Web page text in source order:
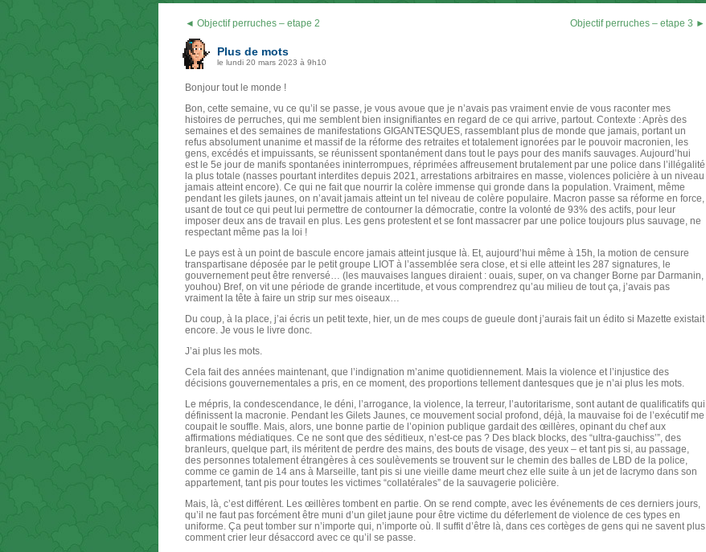
◄ Objectif perruches – etape 2 Objectif perruches – etape 3 ►
Plus de mots
le lundi 20 mars 2023 à 9h10
Bonjour tout le monde !
Bon, cette semaine, vu ce qu’il se passe, je vous avoue que je n’avais pas vraiment envie de vous raconter mes
histoires de perruches, qui me semblent bien insignifiantes en regard de ce qui arrive, partout. Contexte : Après des
semaines et des semaines de manifestations GIGANTESQUES, rassemblant plus de monde que jamais, portant un
refus absolument unanime et massif de la réforme des retraites et totalement ignorées par le pouvoir macronien, les
gens, excédés et impuissants, se réunissent spontanément dans tout le pays pour des manifs sauvages. Aujourd’hui
est le 5e jour de manifs spontanées ininterrompues, réprimées affreusement brutalement par une police dans l’illégalité
la plus totale (nasses pourtant interdites depuis 2021, arrestations arbitraires en masse, violences policière à un niveau
jamais atteint encore). Ce qui ne fait que nourrir la colère immense qui gronde dans la population. Vraiment, même
pendant les gilets jaunes, on n’avait jamais atteint un tel niveau de colère populaire. Macron passe sa réforme en force,
usant de tout ce qui peut lui permettre de contourner la démocratie, contre la volonté de 93% des actifs, pour leur
imposer deux ans de travail en plus. Les gens protestent et se font massacrer par une police toujours plus sauvage, ne
respectant même pas la loi !
Le pays est à un point de bascule encore jamais atteint jusque là. Et, aujourd’hui même à 15h, la motion de censure
transpartisane déposée par le petit groupe LIOT à l’assemblée sera close, et si elle atteint les 287 signatures, le
gouvernement peut être renversé… (les mauvaises langues diraient : ouais, super, on va changer Borne par Darmanin,
youhou) Bref, on vit une période de grande incertitude, et vous comprendrez qu’au milieu de tout ça, j’avais pas
vraiment la tête à faire un strip sur mes oiseaux…
Du coup, à la place, j’ai écris un petit texte, hier, un de mes coups de gueule dont j’aurais fait un édito si Mazette existait
encore. Je vous le livre donc.
J’ai plus les mots.
Cela fait des années maintenant, que l’indignation m’anime quotidiennement. Mais la violence et l’injustice des
décisions gouvernementales a pris, en ce moment, des proportions tellement dantesques que je n’ai plus les mots.
Le mépris, la condescendance, le déni, l’arrogance, la violence, la terreur, l’autoritarisme, sont autant de qualificatifs qui
définissent la macronie. Pendant les Gilets Jaunes, ce mouvement social profond, déjà, la mauvaise foi de l’exécutif me
coupait le souffle. Mais, alors, une bonne partie de l’opinion publique gardait des œillères, opinant du chef aux
affirmations médiatiques. Ce ne sont que des séditieux, n’est-ce pas ? Des black blocks, des “ultra-gauchiss’”, des
branleurs, quelque part, ils méritent de perdre des mains, des bouts de visage, des yeux – et tant pis si, au passage,
des personnes totalement étrangères à ces soulèvements se trouvent sur le chemin des balles de LBD de la police,
comme ce gamin de 14 ans à Marseille, tant pis si une vieille dame meurt chez elle suite à un jet de lacrymo dans son
appartement, tant pis pour toutes les victimes “collatérales” de la sauvagerie policière.
Mais, là, c’est différent. Les œillères tombent en partie. On se rend compte, avec les événements de ces derniers jours,
qu’il ne faut pas forcément être muni d’un gilet jaune pour être victime du déferlement de violence de ces types en
uniforme. Ça peut tomber sur n’importe qui, n’importe où. Il suffit d’être là, dans ces cortèges de gens qui ne savent plus
comment crier leur désaccord avec ce qu’il se passe.